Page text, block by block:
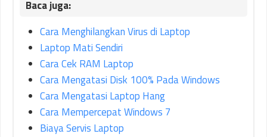
Cara Menghilangkan Virus di Laptop
Laptop Mati Sendiri
Cara Cek RAM Laptop
Cara Mengatasi Disk 100% Pada Windows
Cara Mengatasi Laptop Hang
Cara Mempercepat Windows 7
Biaya Servis Laptop